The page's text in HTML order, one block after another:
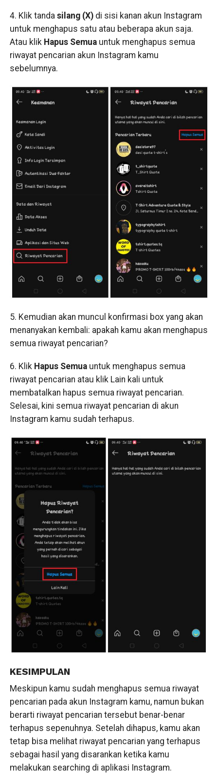
4. Klik tanda silang (X)di sisi kanan akun Instagram
untuk menghapus satu atau beberapa akun saja.
Atau klik Hapus Semuauntuk menghapus semua
riwayat pencarian akun Instagram kamu
sebelumnya.
5. Kemudian akan muncul konfirmasi box yang akan
menanyakan kembali: apakah kamu akan menghapus
semua riwayat pencarian?
6. Klik Hapus Semuauntuk menghapus semua
riwayat pencarian atau klik Lain kali untuk
membatalkan hapus semua riwayat pencarian.
Selesai, kini semua riwayat pencarian di akun
Instagram kamu sudah terhapus.
KESIMPULAN
Meskipun kamu sudah menghapus semua riwayat
pencarian pada akun Instagram kamu, namun bukan
berarti riwayat pencarian tersebut benar-benar
terhapus sepenuhnya. Setelah dihapus, kamu akan
tetap bisa melihat riwayat pencarian yang terhapus
sebagai hasil yang disarankan ketika kamu
melakukan searching di aplikasi Instagram.